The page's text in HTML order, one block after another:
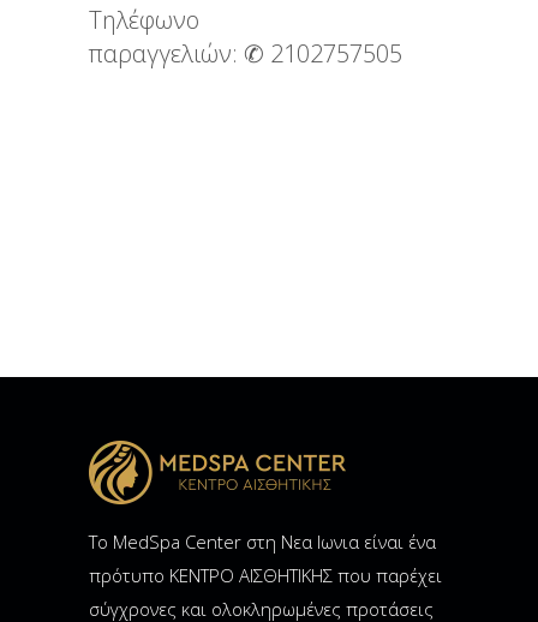
Τηλέφωνο
παραγγελιών: ✆ 2102757505
Το MedSpa Center στη Νεα Ιωνια είναι ένα
πρότυπο ΚΕΝΤΡΟ ΑΙΣΘΗΤΙΚΗΣ που παρέχει
σύγχρονες και ολοκληρωμένες προτάσεις